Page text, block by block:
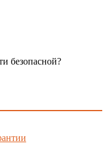
безопасной?